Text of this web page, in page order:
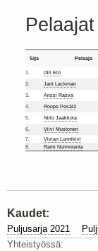
Pelaajat
Sija Pelaaja
1.
Olli Elo
2.
Jani Lackman
3.
Anssi Rasva
4.
Roope Pesälä
5.
Niilo Jaakkola
6.
Viivi Mustonen
7.
Vivian Lunnikivi
8.
Rami Nurmoranta
Kaudet:
Puljusarja 2021
Yhteistyössä: